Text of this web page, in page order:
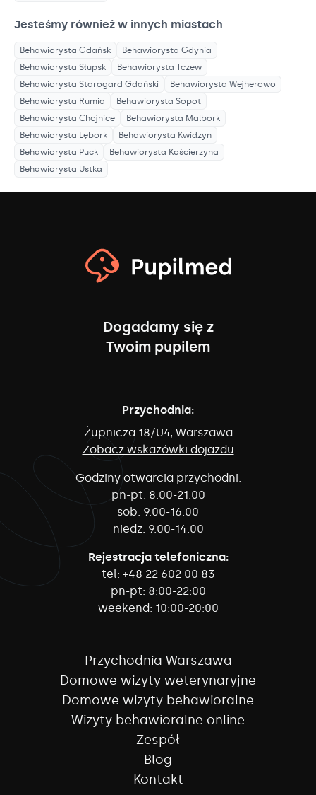
Jesteśmy również w innych miastach
Behawiorysta Gdańsk Behawiorysta Gdynia
Behawiorysta Słupsk Behawiorysta Tczew
Behawiorysta Starogard Gdański Behawiorysta Wejherowo
Behawiorysta Rumia Behawiorysta Sopot
Behawiorysta Chojnice Behawiorysta Malbork
Behawiorysta Lębork Behawiorysta Kwidzyn
Behawiorysta Puck Behawiorysta Kościerzyna
Behawiorysta Ustka
Dogadamy się z
Twoim pupilem
Przychodnia:
Żupnicza 18/U4, Warszawa
Zobacz wskazówki dojazdu
Godziny otwarcia przychodni:
pn-pt: 8:00-21:00
sob: 9:00-16:00
niedz: 9:00-14:00
Rejestracja telefoniczna:
tel: +48 22 602 00 83
pn-pt: 8:00-22:00
weekend: 10:00-20:00
Przychodnia Warszawa
Domowe wizyty weterynaryjne
Domowe wizyty behawioralne
Wizyty behawioralne online
Zespół
Blog
Kontakt